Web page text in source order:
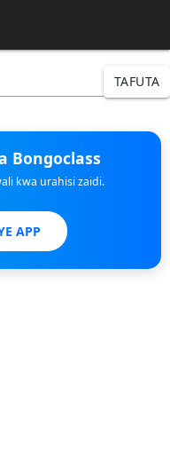
TAFUTA
Bongoclass
kwa urahisi zaidi.
APP